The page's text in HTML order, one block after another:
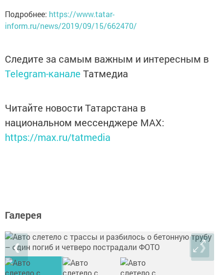
Подробнее: https://www.tatar-
inform.ru/news/2019/09/15/662470/
Следите за самым важным и интересным в
Telegram-канале Татмедиа
Читайте новости Татарстана в
национальном мессенджере MАХ:
https://max.ru/tatmedia
Галерея
❮ ❯